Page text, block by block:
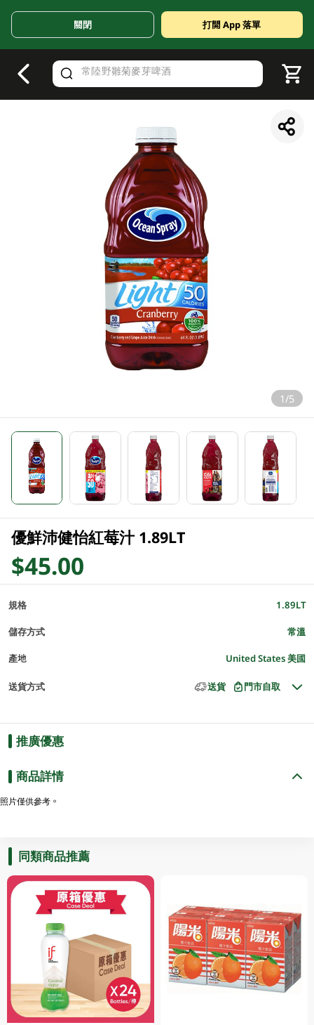
Valid Until 30 June 2026
關閉 打開 App 落單
1/5
優鮮沛健怡紅莓汁 1.89LT
$45.00
規格 1.89LT
儲存方式 常溫
產地 United States 美國
送貨方式 送貨 門市自取
推廣優惠
商品詳情
照片僅供參考。
同類商品推薦